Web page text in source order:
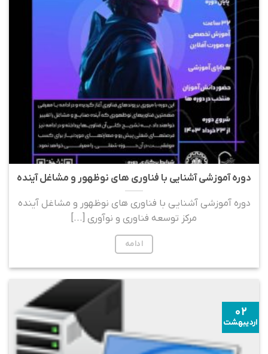
دوره آموزشی آشنایی با فناوری های نوظهور و مشاغل آینده
دوره آموزشی آشنایی با فناوری های نوظهور و مشاغل آینده
مرکز توسعه فناوری و نوآوری [...]
ادامه
۰۲
اردیبهشت